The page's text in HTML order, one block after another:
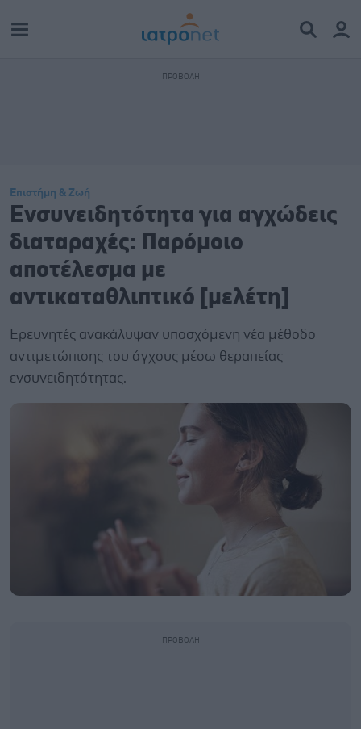
Επιστήμη & Ζωή
Ενσυνειδητότητα για αγχώδεις
διαταραχές: Παρόμοιο
αποτέλεσμα με
αντικαταθλιπτικό [μελέτη]
Ερευνητές ανακάλυψαν υποσχόμενη νέα μέθοδο
αντιμετώπισης του άγχους μέσω θεραπείας
ενσυνειδητότητας.